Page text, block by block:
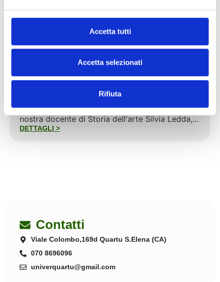
Accetta tutti
Accetta selezionati
Rifiuta
Sant’Elena
L'ultima visita di quest'Anno Accademico ci
riporterà a casa, visiteremo infatti, insieme alla
nostra docente di Storia dell'arte Silvia Ledda,...
DETTAGLI >
Contatti
Viale Colombo,169d Quartu S.Elena (CA)
070 8696096
univerquartu@gmail.com